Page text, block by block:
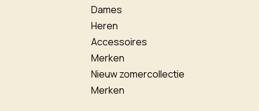
Dames
Heren
Accessoires
Merken
Nieuw zomercollectie
Merken